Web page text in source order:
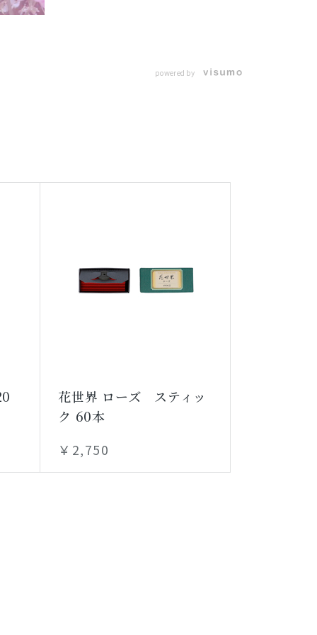
powered by
花世界 ローズ スティッ
ク 60本
￥2,750